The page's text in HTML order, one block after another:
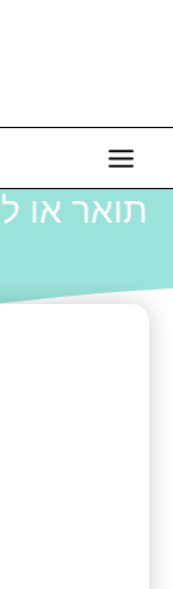
תואר או